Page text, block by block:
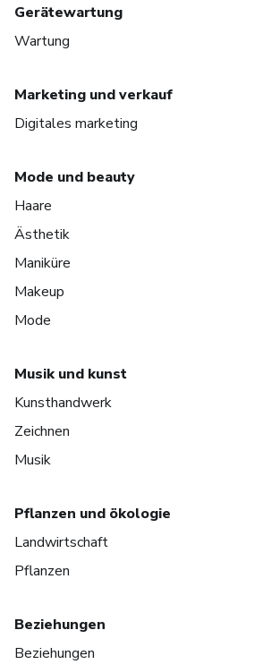
Gerätewartung
Wartung
Marketing und verkauf
Digitales marketing
Mode und beauty
Haare
Ästhetik
Maniküre
Makeup
Mode
Musik und kunst
Kunsthandwerk
Zeichnen
Musik
Pflanzen und ökologie
Landwirtschaft
Pflanzen
Beziehungen
Beziehungen